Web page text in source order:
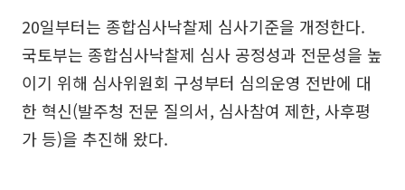
20일부터는 종합심사낙찰제 심사기준을 개정한다.
국토부는 종합심사낙찰제 심사 공정성과 전문성을 높
이기 위해 심사위원회 구성부터 심의운영 전반에 대
한 혁신(발주청 전문 질의서, 심사참여 제한, 사후평
가 등)을 추진해 왔다.